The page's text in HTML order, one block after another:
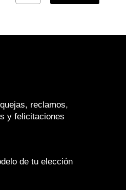
reclamos,
y felicitaciones
de tu elección